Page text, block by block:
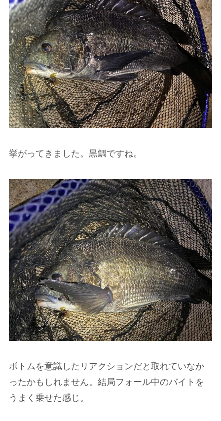
挙がってきました。黒鯛ですね。
ボトムを意識したリアクションだと取れていなか
ったかもしれません。結局フォール中のバイトを
うまく乗せた感じ。